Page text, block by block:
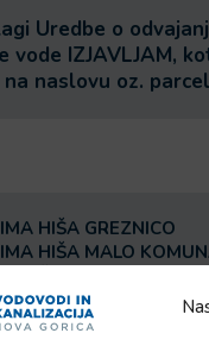
Uredbe o
vode IZJAVLJAM,
naslovu oz.
HIŠA GREZNICO
HIŠA MALO
S ČISTILNO